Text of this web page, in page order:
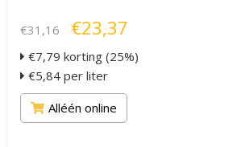
€31,16 €23,37
€7,79 korting (25%)
€5,84 per liter
Alléén online